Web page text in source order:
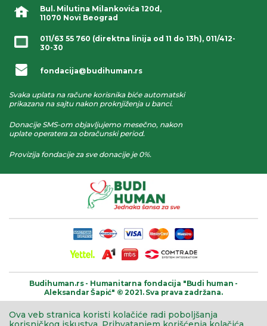
Bul. Milutina Milankovića 120d,
11070 Novi Beograd
011/63 55 760 (direktna linija od 11 do 13h), 011/412-
30-30
fondacija@budihuman.rs
Svaka uplata na račune korisnika biće automatski
prikazana na sajtu nakon proknjiženja u banci.
Donacije SMS-om objavljujemo mesečno, nakon
uplate operatera za obračunski period.
Provizija fondacije za sve donacije je 0%.
Budihuman.rs - Humanitarna fondacija "Budi human -
Aleksandar Šapić" © 2021. Sva prava zadržana.
Ova veb stranica koristi kolačiće radi poboljšanja